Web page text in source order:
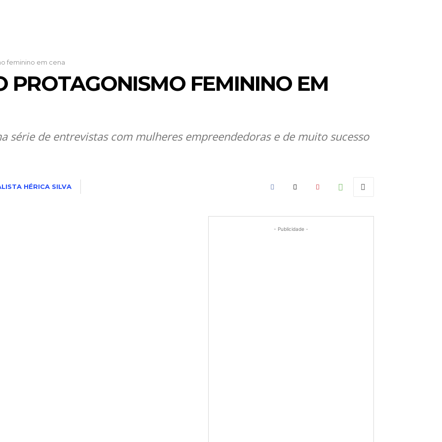
feminino em cena
PROTAGONISMO FEMININO EM
série de entrevistas com mulheres empreendedoras e de muito sucesso
HÉRICA SILVA
- Publicidade -